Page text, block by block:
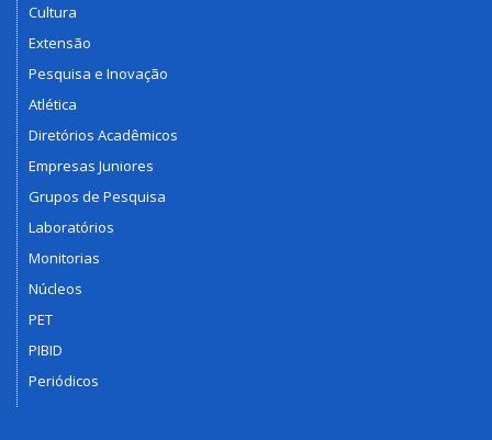
Cultura
Extensão
Pesquisa e Inovação
Atlética
Diretórios Acadêmicos
Empresas Juniores
Grupos de Pesquisa
Laboratórios
Monitorias
Núcleos
PET
PIBID
Periódicos